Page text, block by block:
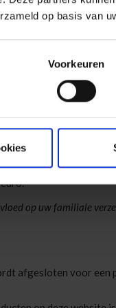
op basis van
Voorkeuren
schadegeval voor
de
bedragen zijn niet
aantal
bedraagt
teruggebracht tot
geschillen
en de voorschotten.
minderjarige in
op uw familiale
afgesloten voor een